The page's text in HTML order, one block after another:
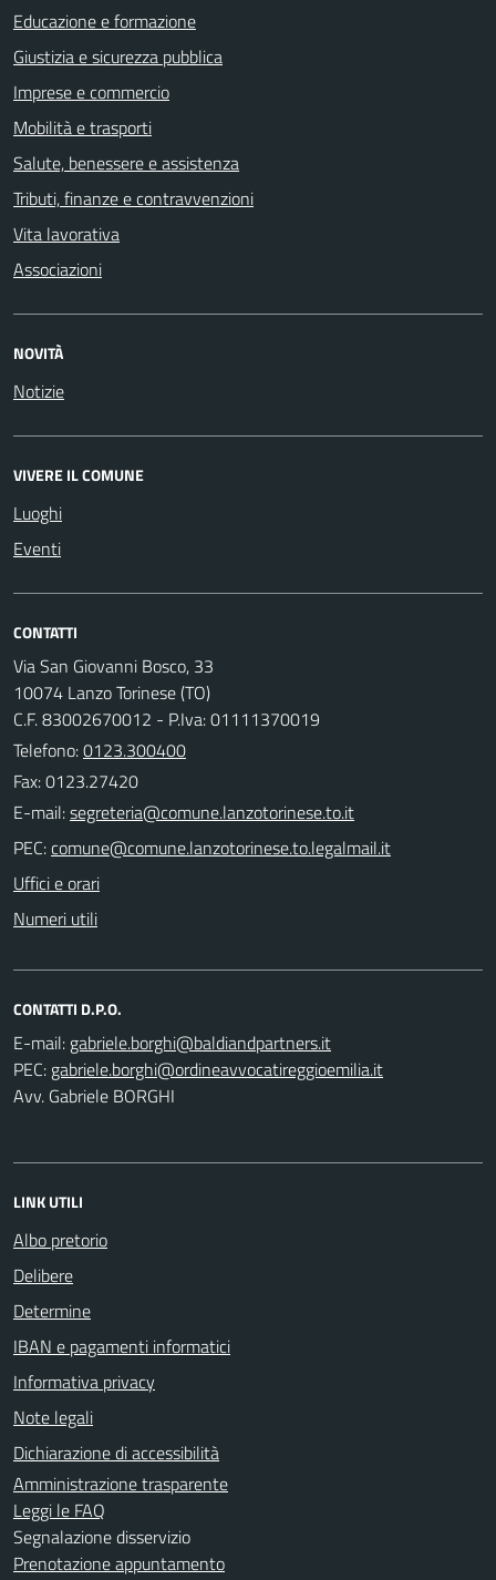
Educazione e formazione
Giustizia e sicurezza pubblica
Imprese e commercio
Mobilità e trasporti
Salute, benessere e assistenza
Tributi, finanze e contravvenzioni
Vita lavorativa
Associazioni
NOVITÀ
Notizie
VIVERE IL COMUNE
Luoghi
Eventi
CONTATTI
Via San Giovanni Bosco, 33
10074 Lanzo Torinese (TO)
C.F. 83002670012 - P.Iva: 01111370019
Telefono:0123.300400
Fax: 0123.27420
E-mail:
PEC:
Uffici e orari
Numeri utili
CONTATTI D.P.O.
E-mail:
PEC:
Avv. Gabriele BORGHI
LINK UTILI
Albo pretorio
Delibere
Determine
IBAN e pagamenti informatici
Informativa privacy
Note legali
Dichiarazione di accessibilità
Amministrazione trasparente
Leggi le FAQ
Segnalazione disservizio
Prenotazione appuntamento